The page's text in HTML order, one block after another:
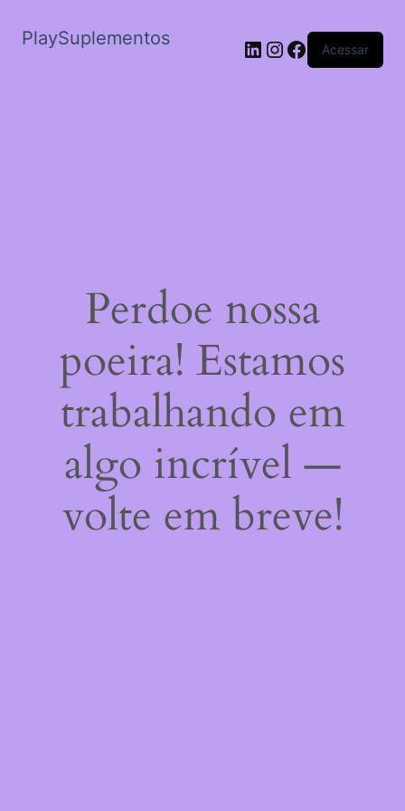
PlaySuplementos LinkedIn
Instagram
Facebook
Acessar
Perdoe nossa
poeira! Estamos
trabalhando em
algo incrível —
volte em breve!